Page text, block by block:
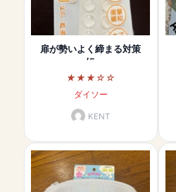
扉が勢いよく締まる対策
に
ダイソー
KENT